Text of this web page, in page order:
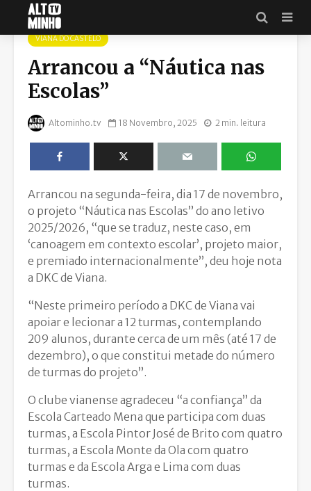
VIANA DO CASTELO
Arrancou a “Náutica nas
Escolas”
Altominho.tv 18 Novembro, 2025 2 min. leitura
Arrancou na segunda-feira, dia 17 de novembro,
o projeto “Náutica nas Escolas” do ano letivo
2025/2026, “que se traduz, neste caso, em
‘canoagem em contexto escolar’, projeto maior,
e premiado internacionalmente”, deu hoje nota
a DKC de Viana.
“Neste primeiro período a DKC de Viana vai
apoiar e lecionar a 12 turmas, contemplando
209 alunos, durante cerca de um mês (até 17 de
dezembro), o que constitui metade do número
de turmas do projeto”.
O clube vianense agradeceu “a confiança” da
Escola Carteado Mena que participa com duas
turmas, a Escola Pintor José de Brito com quatro
turmas, a Escola Monte da Ola com quatro
turmas e da Escola Arga e Lima com duas
turmas.